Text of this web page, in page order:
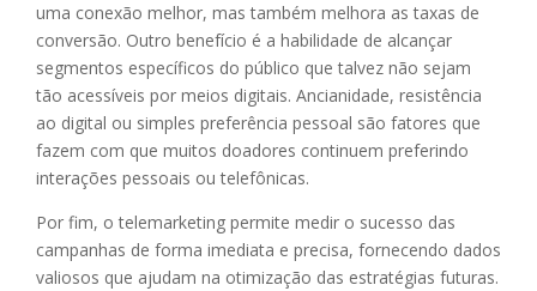
uma conexão melhor, mas também melhora as taxas de
conversão. Outro benefício é a habilidade de alcançar
segmentos específicos do público que talvez não sejam
tão acessíveis por meios digitais. Ancianidade, resistência
ao digital ou simples preferência pessoal são fatores que
fazem com que muitos doadores continuem preferindo
interações pessoais ou telefônicas.
Por fim, o telemarketing permite medir o sucesso das
campanhas de forma imediata e precisa, fornecendo dados
valiosos que ajudam na otimização das estratégias futuras.